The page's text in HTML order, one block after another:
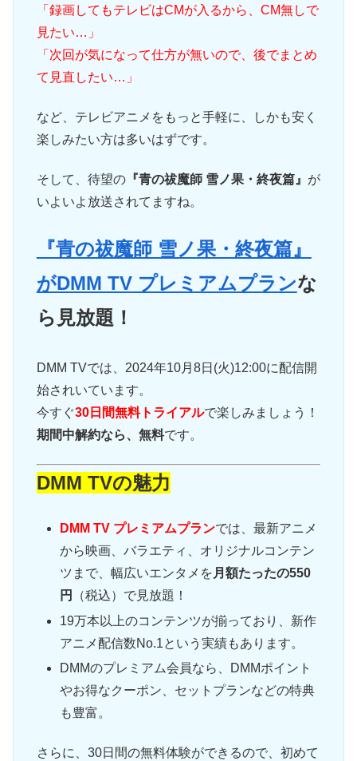
「録画してもテレビはCMが入るから、CM無しで
見たい…」
「次回が気になって仕方が無いので、後でまとめ
て見直したい…」
など、テレビアニメをもっと手軽に、しかも安く
楽しみたい方は多いはずです。
そして、待望の『青の祓魔師 雪ノ果・終夜篇』 が
いよいよ放送されてますね。
『青の祓魔師 雪ノ果・終夜篇』
がDMM TV プレミアムプランな
ら見放題！
DMM TVでは、2024年10月8日(火)12:00に配信開
始されいています。
今すぐ30日間無料トライアルで楽しみましょう！
期間中解約なら、無料です。
DMM TVの魅力
DMM TV プレミアムプランでは、最新アニメ
から映画、バラエティ、オリジナルコンテン
ツまで、幅広いエンタメを月額たったの550
円
（税込）で見放題！
19万本以上のコンテンツが揃っており、新作
アニメ配信数No.1という実績もあります。
DMMのプレミアム会員なら、DMMポイント
やお得なクーポン、セットプランなどの特典
も豊富。
さらに、30日間の無料体験ができるので、初めて